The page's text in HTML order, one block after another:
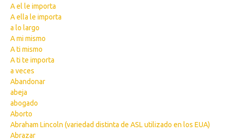
A el le importa
A ella le importa
a lo largo
A mi mismo
A ti mismo
A ti te importa
a veces
Abandonar
abeja
abogado
Aborto
Abraham Lincoln (variedad distinta de ASL utilizado en los EUA)
Abrazar